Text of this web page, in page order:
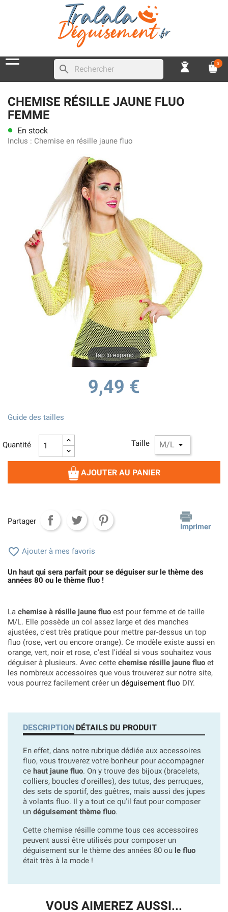
search 0
CHEMISE RÉSILLE JAUNE FLUO
FEMME
lens En stock
Inclus : Chemise en résille jaune fluo
Tap to expand
9,49 €
Taille
Guide des tailles
Quantité
AJOUTER AU PANIER
Partager
Imprimer
 Ajouter à mes favoris
Un haut qui sera parfait pour se déguiser sur le thème des
années 80 ou le thème fluo !
La chemise à résille jaune fluo est pour femme et de taille
M/L. Elle possède un col assez large et des manches
ajustées, c'est très pratique pour mettre par-dessus un top
fluo (rose, vert ou encore orange). Ce modèle existe aussi en
orange, vert, noir et rose, c'est l'idéal si vous souhaitez vous
déguiser à plusieurs. Avec cette chemise résille jaune fluo et
les nombreux accessoires que vous trouverez sur notre site,
vous pourrez facilement créer un déguisement fluo DIY.
DESCRIPTION DÉTAILS DU PRODUIT
En effet, dans notre rubrique dédiée aux accessoires
fluo, vous trouverez votre bonheur pour accompagner
ce haut jaune fluo. On y trouve des bijoux (bracelets,
colliers, boucles d'oreilles), des tutus, des perruques,
des sets de sportif, des guêtres, mais aussi des jupes
à volants fluo. Il y a tout ce qu'il faut pour composer
un déguisement thème fluo.
Cette chemise résille comme tous ces accessoires
peuvent aussi être utilisés pour composer un
déguisement sur le thème des années 80 ou le fluo
était très à la mode !
VOUS AIMEREZ AUSSI...